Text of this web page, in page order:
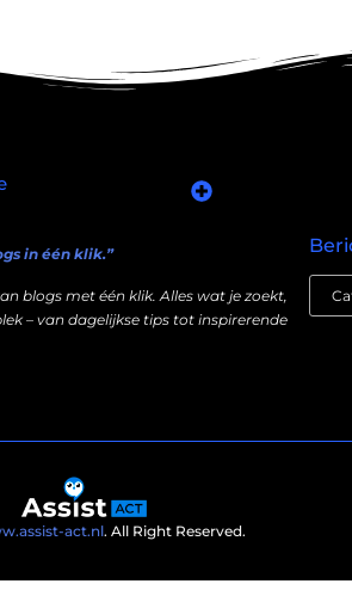
in één klik.”
blogs met één klik. Alles wat je zoekt,
– van dagelijkse tips tot inspirerende
act.nl. All Right Reserved.